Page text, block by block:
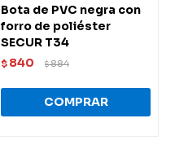
Bota de PVC negra con
forro de poliéster
SECUR T34
$ 840 $884